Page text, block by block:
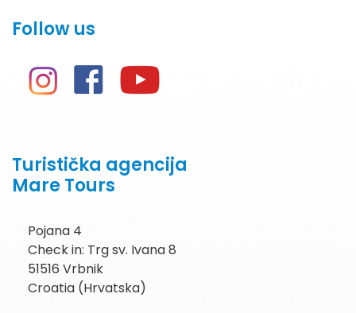
Follow us
Turistička agencija
Mare Tours
Pojana 4
Check in: Trg sv. Ivana 8
51516 Vrbnik
Croatia (Hrvatska)